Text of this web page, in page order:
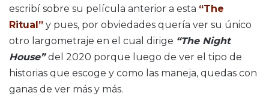
escribí sobre su película anterior a esta “The
Ritual” y pues, por obviedades quería ver su único
otro largometraje en el cual dirige “The Night
House”del 2020 porque luego de ver el tipo de
historias que escoge y como las maneja, quedas con
ganas de ver más y más.